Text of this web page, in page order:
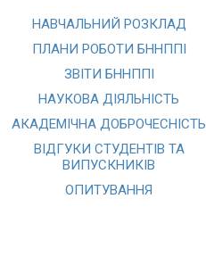
НАВЧАЛЬНИЙ РОЗКЛАД
ПЛАНИ РОБОТИ БННППІ
ЗВІТИ БННППІ
НАУКОВА ДІЯЛЬНІСТЬ
АКАДЕМІЧНА ДОБРОЧЕСНІСТЬ
ВІДГУКИ СТУДЕНТІВ ТА
ВИПУСКНИКІВ
ОПИТУВАННЯ